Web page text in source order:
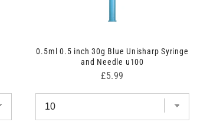
0.5ml 0.5 inch 30g Blue Unisharp Syringe
and Needle u100
Price
£5.99